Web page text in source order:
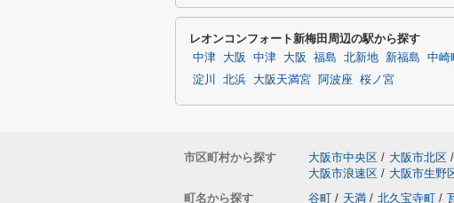
レオンコンフォート新梅田周辺の駅から探す
中津 大阪 中津 大阪 福島 北新地 新福島 中崎
淀川
北浜 大阪天満宮 阿波座 桜ノ宮
市区町村から探す 大阪市中央区 / 大阪市北区 /
大阪市浪速区 / 大阪市生野
町名から探す
谷町 / 天満 / 北久宝寺町 /